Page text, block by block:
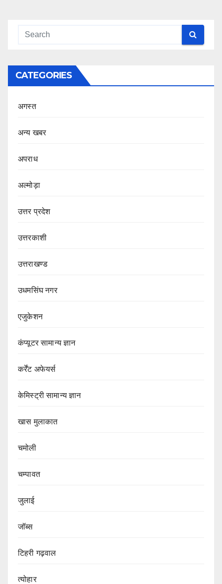
CATEGORIES
अगस्त
अन्य खबर
अपराध
अल्मोड़ा
उत्तर प्रदेश
उत्तरकाशी
उत्तराखण्ड
उधमसिंघ नगर
एजुकेशन
कंप्यूटर सामान्य ज्ञान
कर्रेंट अफेयर्स
केमिस्ट्री सामान्य ज्ञान
खास मुलाकात
चमोली
चम्पावत
जुलाई
जॉब्स
टिहरी गढ़वाल
त्योहार